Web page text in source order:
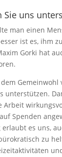
Sie uns
man einen
ist es, ihm
Gorki hat
unterstützen.
Arbeit
Spenden
es uns,
zu